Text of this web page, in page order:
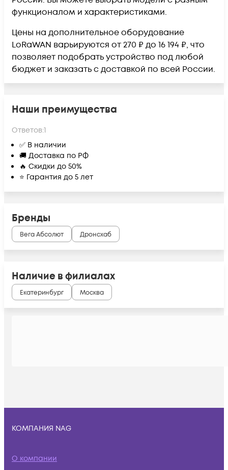
функционалом и характеристиками.
Цены на дополнительное оборудование
LoRaWAN варьируются от 270 ₽ до 16 194 ₽, что
позволяет подобрать устройство под любой
бюджет и заказать с доставкой по всей России.
Наши преимущества
Ответов:1
✅ В наличии
🚚 Доставка по РФ
🔥 Скидки до 50%
⭐ Гарантия до 5 лет
Бренды
Вега Абсолют Дронсхаб
Наличие в филиалах
Екатеринбург Москва
КОМПАНИЯ NAG
О компании